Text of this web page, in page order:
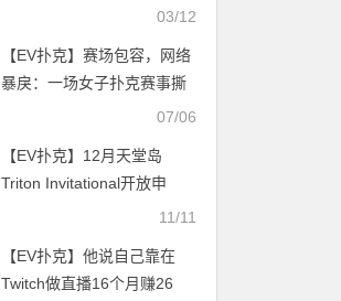
赛主赛席位！冲击500万美
03/12
【EV扑克】赛场包容，网络
暴戾：一场女子扑克赛事撕
07/06
【EV扑克】12月天堂岛
Triton Invitational开放申
请：为最顶级的扑克邀请赛
11/11
【EV扑克】他说自己靠在
Twitch做直播16个月赚26